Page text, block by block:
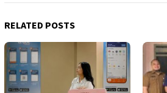
RELATED POSTS